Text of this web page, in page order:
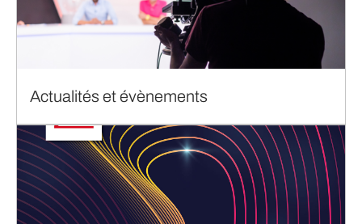
Actualités et évènements